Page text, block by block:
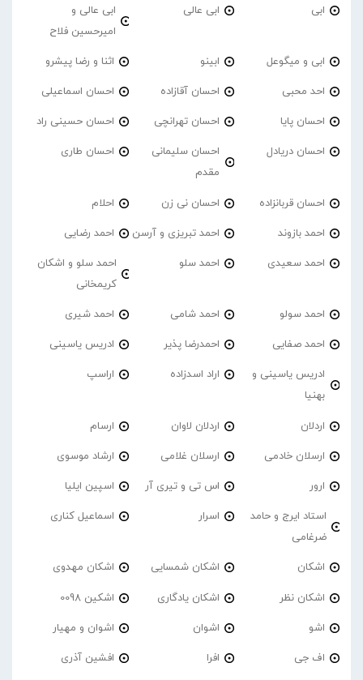
ابی ابی عالی
ابی عالی و
امیرحسین فلاح
ابی و میگوعل ابینو اثنا و رضا پیشرو
احد محبی احسان آقازاده احسان اسماعیلی
احسان پایا احسان تهرانچی احسان حسینی راد
احسان دریادل
احسان سلیمانی
مقدم
احسان طاری
احسان قربانزاده احسان نی زن احلام
احمد بازوند احمد تبریزی و آرسن احمد‌ رضایی
احمد سعیدی احمد سلو
احمد سلو و اشکان
کریمخانی
احمد سولو احمد شامی احمد شیری
احمد صفایی احمدرضا پذیر ادریس یاسینی
ادریس یاسینی و
بهنیا
اراد اسدزاده اراسپ
اردلان اردلان لاوان ارسام
ارسلان خادمی ارسلان غلامی ارشاد موسوی
ارور اس تی و تیری آر اسپین ایلیا
استاد ایرج و حامد
ضرغامی
اسرار اسماعیل کناری
اشکان اشکان شمسایی اشکان مهدوی
اشکان نظر اشکان یادگاری اشکین 0098
اشو اشوان اشوان و مهیار
اف جی افرا افشین آذری